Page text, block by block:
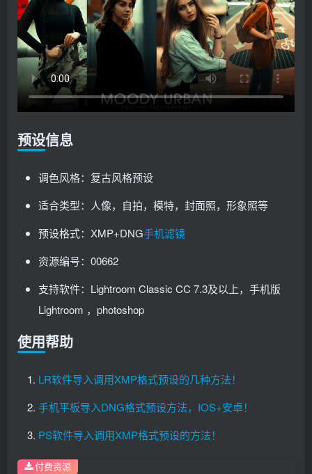
预设信息
调色风格：复古风格预设
适合类型：人像，自拍，模特，封面照，形象照等
预设格式：XMP+DNG手机滤镜
资源编号：00662
支持软件：Lightroom Classic CC 7.3及以上，手机版
Lightroom ，photoshop
使用帮助
LR软件导入调用XMP格式预设的几种方法！
手机平板导入DNG格式预设方法，IOS+安卓！
PS软件导入调用XMP格式预设的方法！
付费资源